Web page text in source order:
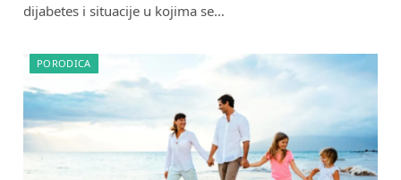
dijabetes i situacije u kojima se…
PORODICA